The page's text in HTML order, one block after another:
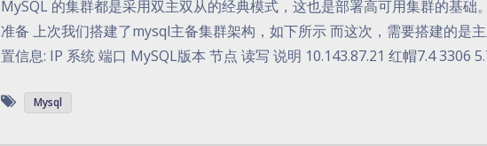
MySQL 的集群都是采用双主双从的经典模式，这也是部署高可用集群的基础
准备 上次我们搭建了mysql主备集群架构，如下所示 而这次，需要搭建的是
置信息: IP 系统 端口 MySQL版本 节点 读写 说明 10.143.87.21 红帽7.4 3306
Mysql